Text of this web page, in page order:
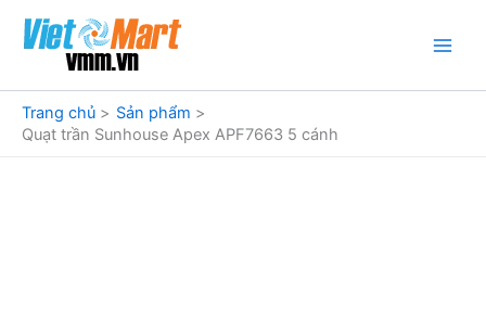
dung
Trang chủ
Sản phẩm
Quạt trần Sunhouse Apex APF7663 5 cánh